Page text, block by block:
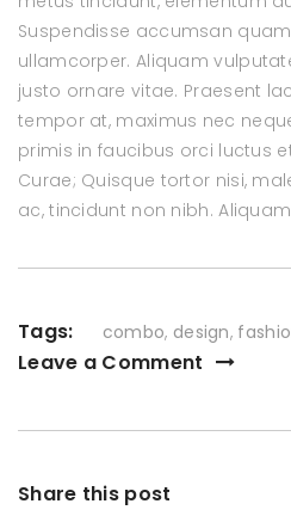
Suspendisse accumsan
ullamcorper. Aliquam
justo ornare vitae. Praesent
tempor at, maximus nec
primis in faucibus orci luctus
Curae; Quisque tortor nisi,
ac, tincidunt non nibh.
Tags: combo, design,
Leave a Comment
Share this post